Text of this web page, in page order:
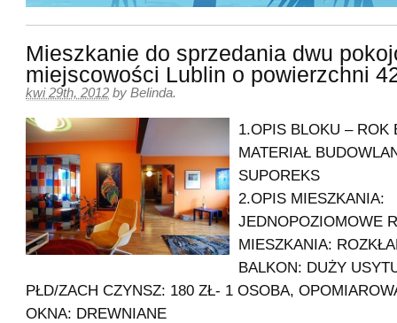
Mieszkanie do sprzedania dwu
miejscowości Lublin o powierzchni
kwi 29th, 2012 by Belinda.
1.OPIS BLOKU – ROK
MATERIAŁ
SUPOREKS
2.OPIS MIESZKANIA:
JEDNOPOZIOMOWE
MIESZKANIA:
BALKON: DUŻY
PŁD/ZACH CZYNSZ: 180 ZŁ- 1 OSOBA,
OKNA: DREWNIANE